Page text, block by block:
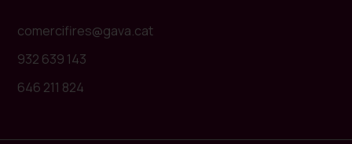
comercifires@gava.cat
932 639 143
646 211 824